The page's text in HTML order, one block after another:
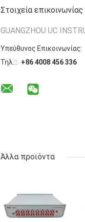
Στοιχεία επικοινωνίας
GUANGZHOU UC
Υπεύθυνος Επικοινωνίας:
Τηλ.::
+86 4008 456 336
Άλλα προϊόντα